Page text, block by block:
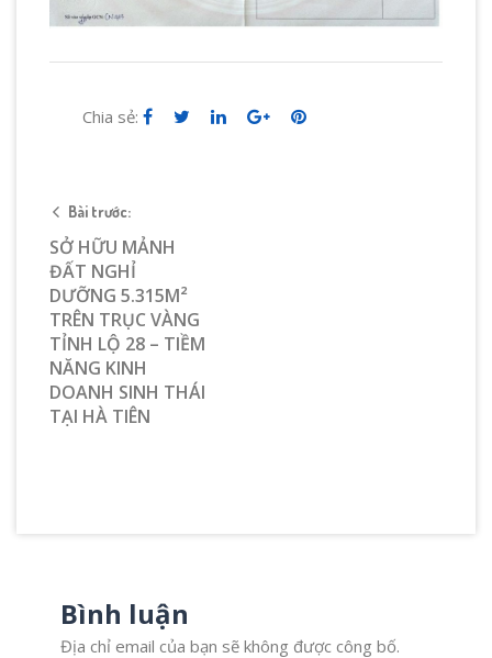
Chia sẻ:
Bài trước:
SỞ HỮU MẢNH
ĐẤT NGHỈ
DƯỠNG 5.315M²
TRÊN TRỤC VÀNG
TỈNH LỘ 28 – TIỀM
NĂNG KINH
DOANH SINH THÁI
TẠI HÀ TIÊN
Bình luận
Địa chỉ email của bạn sẽ không được công bố.